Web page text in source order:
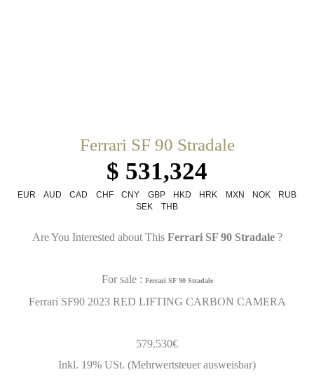
Ferrari SF 90 Stradale
$ 531,324
EUR AUD CAD CHF CNY GBP HKD HRK MXN NOK
RUB
SEK
THB
Are You Interested about This Ferrari SF 90 Stradale?
For sale : Ferrari SF 90 Stradale
Ferrari SF90 2023 RED LIFTING CARBON CAMERA
579.530€
Inkl. 19% USt. (Mehrwertsteuer ausweisbar)